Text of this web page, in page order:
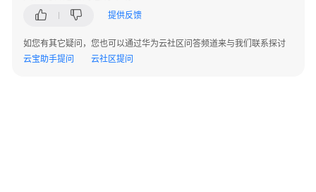
支
持
提供反馈
如您有其它疑问，您也可以通过华为云社区问答频道来与我们联系探讨
云宝助手提问
云社区提问